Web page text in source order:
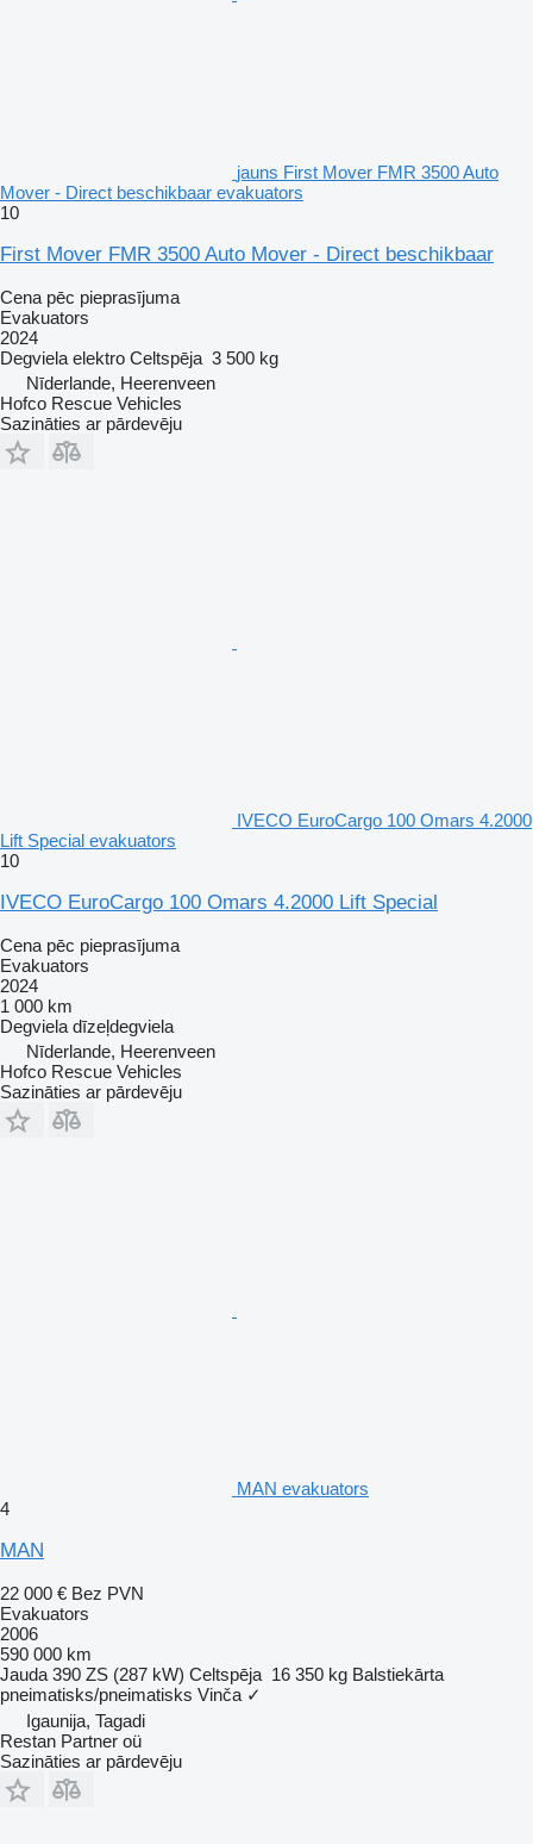
jauns First Mover FMR 3500 Auto
Mover - Direct beschikbaar evakuators
10
First Mover FMR 3500 Auto Mover - Direct beschikbaar
Cena pēc pieprasījuma
Evakuators
2024
Degviela elektro Celtspēja 3 500 kg
Nīderlande, Heerenveen
Hofco Rescue Vehicles
Sazināties ar pārdevēju
IVECO EuroCargo 100 Omars 4.2000
Lift Special evakuators
10
IVECO EuroCargo 100 Omars 4.2000 Lift Special
Cena pēc pieprasījuma
Evakuators
2024
1 000 km
Degviela dīzeļdegviela
Nīderlande, Heerenveen
Hofco Rescue Vehicles
Sazināties ar pārdevēju
MAN evakuators
4
MAN
22 000 € Bez PVN
Evakuators
2006
590 000 km
Jauda 390 ZS (287 kW) Celtspēja 16 350 kg Balstiekārta
pneimatisks/pneimatisks Vinča ✓
Igaunija, Tagadi
Restan Partner oü
Sazināties ar pārdevēju